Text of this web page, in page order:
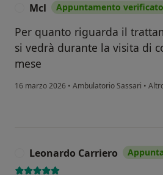
Mcl Appuntamento verificato
Per quanto riguarda il
si vedrà durante la visita di
mese
16 marzo 2026 • Ambulatorio Sassari •
Leonardo Carriero